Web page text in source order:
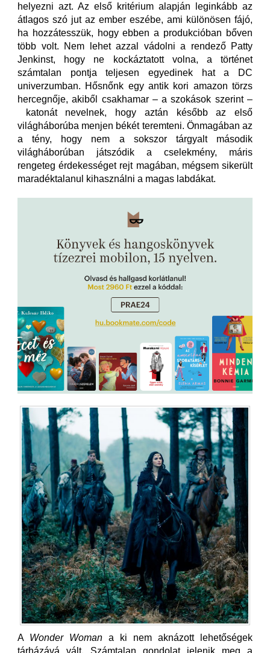
helyezni azt. Az első kritérium alapján leginkább az
átlagos szó jut az ember eszébe, ami különösen fájó,
ha hozzátesszük, hogy ebben a produkcióban bőven
több volt. Nem lehet azzal vádolni a rendező Patty
Jenkinst, hogy ne kockáztatott volna, a történet
számtalan pontja teljesen egyedinek hat a DC
univerzumban. Hősnőnk egy antik kori amazon törzs
hercegnője, akiből csakhamar – a szokások szerint –
katonát nevelnek, hogy aztán később az első
világháborúba menjen békét teremteni. Önmagában az
a tény, hogy nem a sokszor tárgyalt második
világháborúban játszódik a cselekmény, máris
rengeteg érdekességet rejt magában, mégsem sikerült
maradéktalanul kihasználni a magas labdákat.
A Wonder Woman a ki nem aknázott lehetőségek
tárházává vált. Számtalan gondolat jelenik meg a